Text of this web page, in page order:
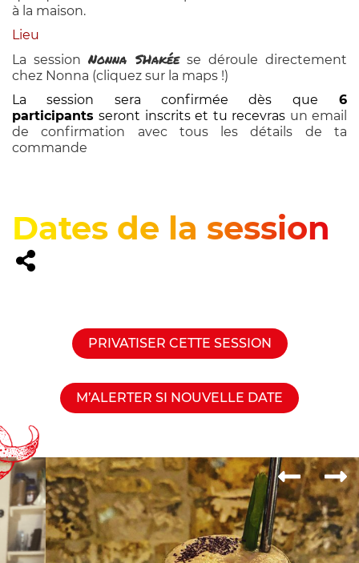
à la maison.
Lieu
La session Nonna SHakéese déroule directement
chez Nonna (cliquez sur la maps !)
La session sera confirmée dès que 6
participantsseront inscrits et tu recevras un email
de confirmation avec tous les détails de ta
commande
Dates de la session
PRIVATISER CETTE SESSION
M’ALERTER SI NOUVELLE DATE